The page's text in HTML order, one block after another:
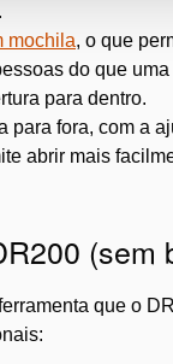
mochila, o que
do que
para dentro.
fora, com a
abrir mais
(sem
que o